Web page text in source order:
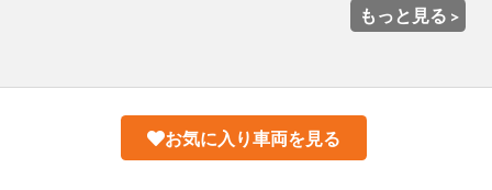
もっと見る
お気に入り車両を見る